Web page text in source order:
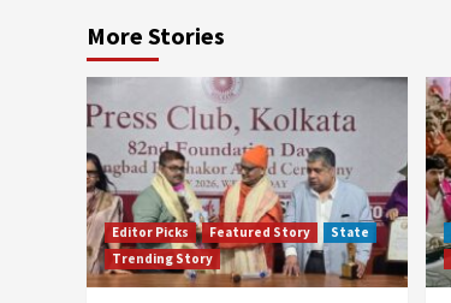
More Stories
Editor Picks Featured Story
State
Trending Story